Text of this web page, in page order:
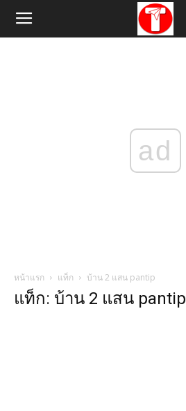
ad
หน้าแรก แท็ก บ้าน 2 แสน pantip
แท็ก: บ้าน 2 แสน pantip